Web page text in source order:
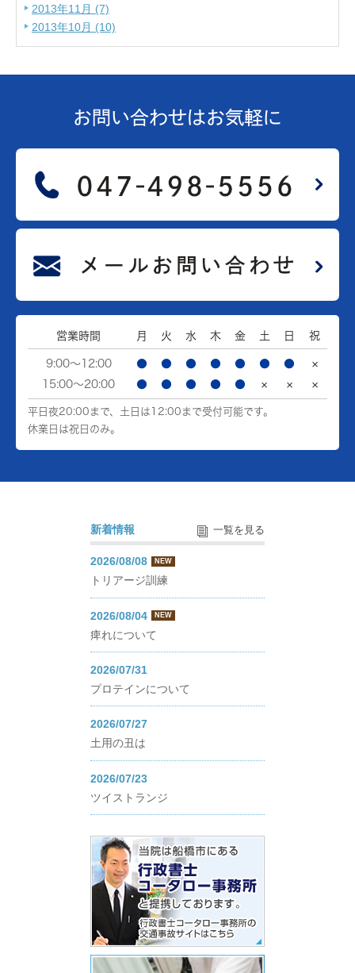
2013年11月 (7)
2013年10月 (10)
お問い合わせはお気軽に
営業時間 月 火 水 木 金 土 日 祝
9:00～12:00 ● ● ● ● ● ● ●
×
15:00～20:00
● ● ● ● ● × × ×
平日夜20:00まで、土日は12:00まで受付可能です。
休業日は祝日のみ。
新着情報 一覧を見る
2026/08/08 NEW
トリアージ訓練
2026/08/04 NEW
痺れについて
2026/07/31
プロテインについて
2026/07/27
土用の丑は
2026/07/23
ツイストランジ